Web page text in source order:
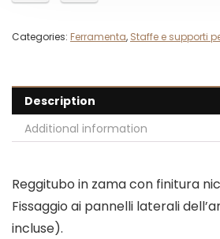
Categories: Ferramenta, Staffe e supporti
Description
Additional information
Reggitubo in zama con finitura
Fissaggio ai pannelli laterali
incluse).